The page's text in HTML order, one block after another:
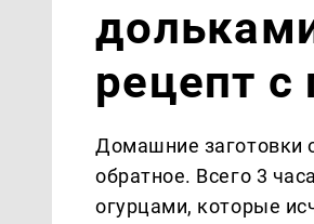
рецепт
Домашние заготовки
обратное. Всего 3
огурцами, которые